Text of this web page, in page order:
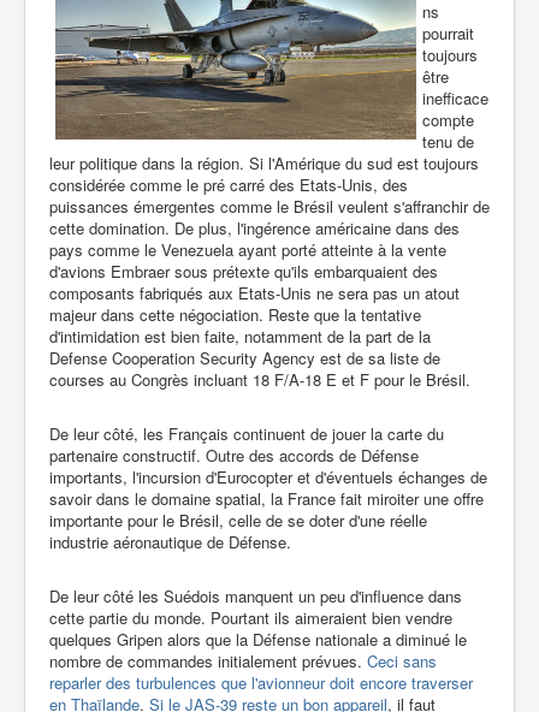
ns
pourrait
toujours
être
inefficace
compte
tenu de
leur politique dans la région. Si l'Amérique du sud est toujours
considérée comme le pré carré des Etats-Unis, des
puissances émergentes comme le Brésil veulent s'affranchir de
cette domination. De plus, l'ingérence américaine dans des
pays comme le Venezuela ayant porté atteinte à la vente
d'avions Embraer sous prétexte qu'ils embarquaient des
composants fabriqués aux Etats-Unis ne sera pas un atout
majeur dans cette négociation. Reste que la tentative
d'intimidation est bien faite, notamment de la part de la
Defense Cooperation Security Agency est de sa liste de
courses au Congrès incluant 18 F/A-18 E et F pour le Brésil.
De leur côté, les Français continuent de jouer la carte du
partenaire constructif. Outre des accords de Défense
importants, l'incursion d'Eurocopter et d'éventuels échanges de
savoir dans le domaine spatial, la France fait miroiter une offre
importante pour le Brésil, celle de se doter d'une réelle
industrie aéronautique de Défense.
De leur côté les Suédois manquent un peu d'influence dans
cette partie du monde. Pourtant ils aimeraient bien vendre
quelques Gripen alors que la Défense nationale a diminué le
nombre de commandes initialement prévues. Ceci sans
reparler des turbulences que l'avionneur doit encore traverser
en Thaïlande. Si le JAS-39 reste un bon appareil, il faut